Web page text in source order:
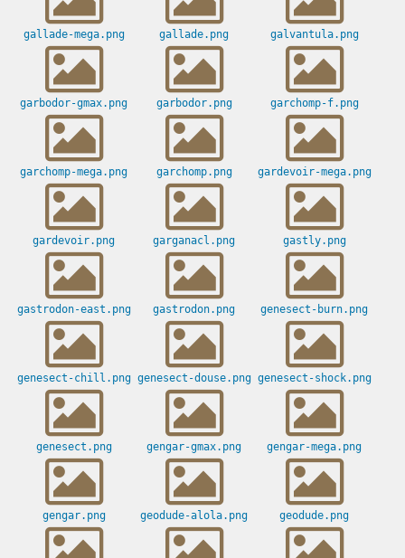
gallade-mega.png gallade.png galvantula.png
garbodor-gmax.png garbodor.png garchomp-f.png
garchomp-mega.png garchomp.png gardevoir-mega.png
gardevoir.png garganacl.png gastly.png
gastrodon-east.png gastrodon.png genesect-burn.png
genesect-chill.png genesect-douse.png genesect-shock.png
genesect.png gengar-gmax.png gengar-mega.png
gengar.png geodude-alola.png geodude.png